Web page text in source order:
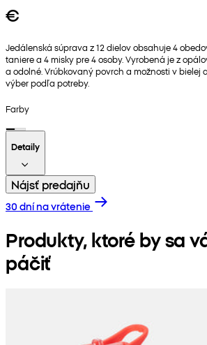
€
Jedálenská súprava z 12 dielov obsahuje 4
taniere a 4 misky pre 4 osoby. Vyrobená je z
a odolné. Vrúbkovaný povrch a možnosti v bielej
výber podľa potreby.
Farby
Detaily
Nájsť predajňu
30 dní na vrátenie
Produkty, ktoré by sa
páčiť